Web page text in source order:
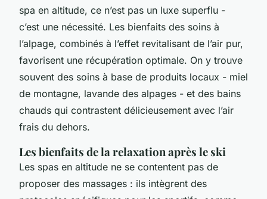
spa en altitude, ce n’est pas un luxe superflu -
c’est une nécessité. Les bienfaits des soins à
l’alpage, combinés à l’effet revitalisant de l’air pur,
favorisent une récupération optimale. On y trouve
souvent des soins à base de produits locaux - miel
de montagne, lavande des alpages - et des bains
chauds qui contrastent délicieusement avec l’air
frais du dehors.
Les bienfaits de la relaxation après le ski
Les spas en altitude ne se contentent pas de
proposer des massages : ils intègrent des